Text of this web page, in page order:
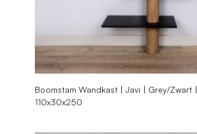
Boomstam Wandkast | Javi | Grey/Zwart |
110x30x250